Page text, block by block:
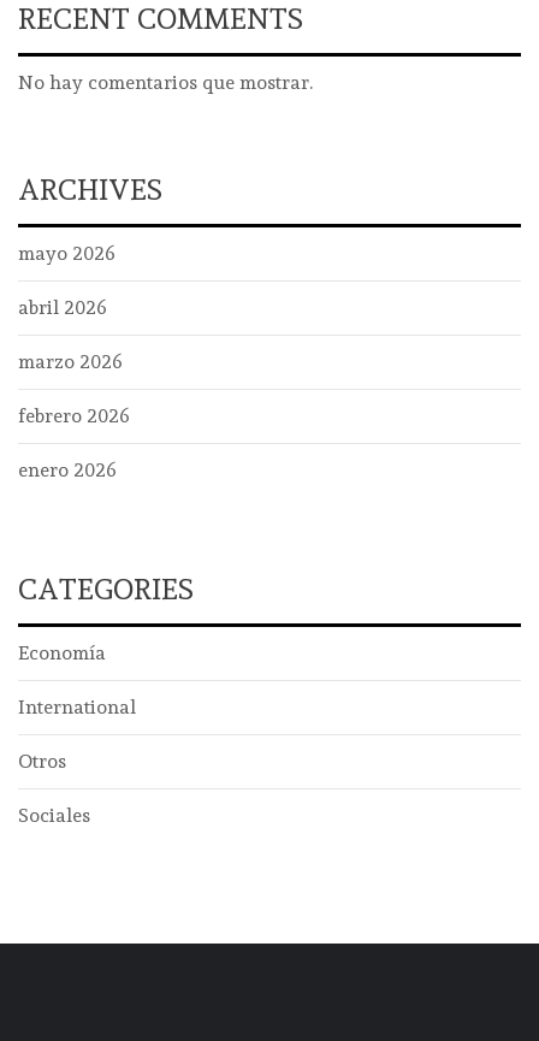
RECENT COMMENTS
No hay comentarios que mostrar.
ARCHIVES
mayo 2026
abril 2026
marzo 2026
febrero 2026
enero 2026
CATEGORIES
Economía
International
Otros
Sociales